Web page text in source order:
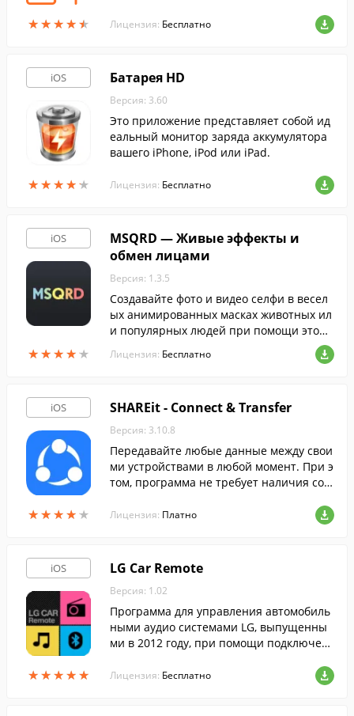
★★★★★
★★★★★ Лицензия: Бесплатно
iOS
★★★★★
★★★★★
Батарея HD
Версия: 3.60
Это приложение представляет собой ид
еальный монитор заряда аккумулятора
вашего iPhone, iPod или iPad.
Лицензия: Бесплатно
iOS
★★★★★
★★★★★
MSQRD — Живые эффекты и
обмен лицами
Версия: 1.3.5
Создавайте фото и видео селфи в весел
ых анимированных масках животных ил
и популярных людей при помощи этой
программы. Созданными селфи можно п
оделиться с друзьями через любые месс
Лицензия: Бесплатно
iOS
★★★★★
★★★★★
SHAREit - Connect & Transfer
Версия: 3.10.8
Передавайте любые данные между свои
ми устройствами в любой момент. При э
том, программа не требует наличия сое
Лицензия: Платно
iOS
★★★★★
★★★★★
LG Car Remote
Версия: 1.02
Программа для управления автомобиль
ными аудио системами LG, выпущенны
ми в 2012 году, при помощи подключен
Лицензия: Бесплатно